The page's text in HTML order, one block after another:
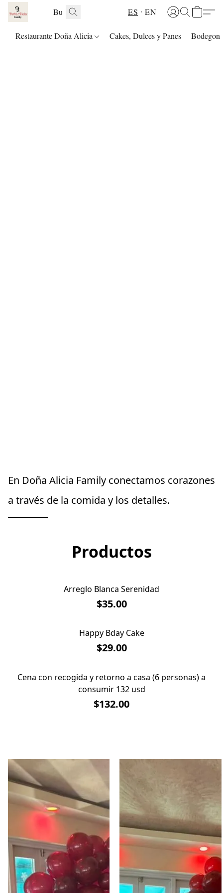
ES EN
Restaurante Doña Alicia Cakes, Dulces y Panes Bodegon
En Doña Alicia Family conectamos corazones
a través de la comida y los detalles.
Productos
Arreglo Blanca Serenidad
$35.00
Happy Bday Cake
$29.00
Cena con recogida y retorno a casa (6 personas) a
consumir 132 usd
$132.00